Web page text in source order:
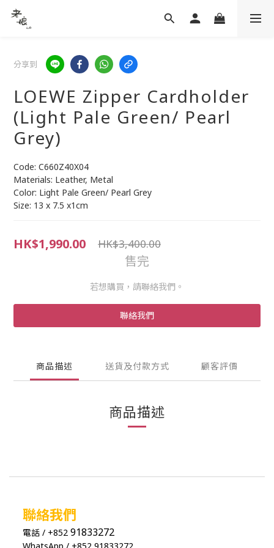
分享到
LOEWE Zipper Cardholder
(Light Pale Green/ Pearl
Grey)
Code: C660Z40X04
Materials: Leather, Metal
Color: Light Pale Green/ Pearl Grey
Size: 13 x 7.5 x1cm
HK$1,990.00 HK$3,400.00
售完
若想購買，請聯絡我們。
聯絡我們
商品描述 送貨及付款方式 顧客評價
商品描述
聯絡我們
電話 / +852 91833272